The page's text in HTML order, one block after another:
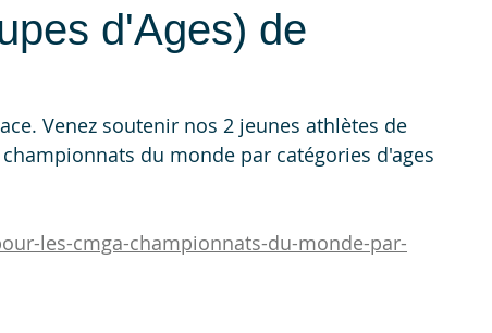
d'Ages) de
Venez soutenir nos 2 jeunes athlètes de
du monde par catégories d'ages
les-cmga-championnats-du-monde-par-